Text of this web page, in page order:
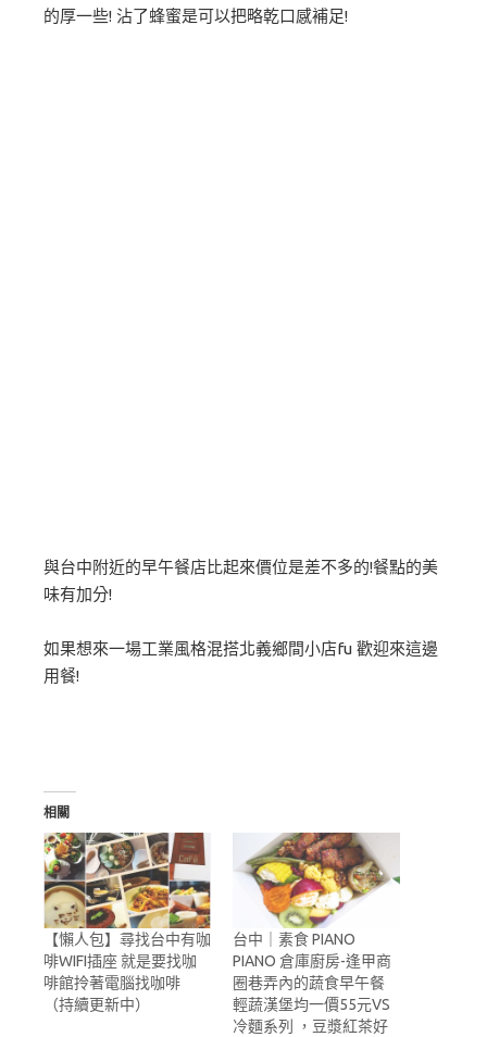
的厚一些! 沾了蜂蜜是可以把略乾口感補足!
與台中附近的早午餐店比起來價位是差不多的!餐點的美
味有加分!
如果想來一場工業風格混搭北義鄉間小店fu 歡迎來這邊
用餐!
相關
【懶人包】尋找台中有咖
啡WIFI插座 就是要找咖
啡館拎著電腦找咖啡
（持續更新中）
台中｜素食 PIANO
PIANO 倉庫廚房-逢甲商
圈巷弄內的蔬食早午餐
輕蔬漢堡均一價55元VS
冷麵系列 ，豆漿紅茶好